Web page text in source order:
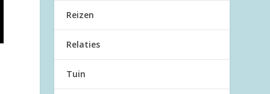
Reizen
Relaties
Tuin